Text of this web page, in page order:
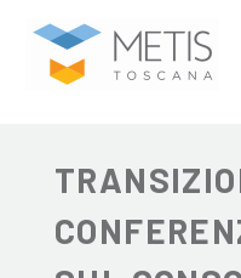
22 Agosto 2025